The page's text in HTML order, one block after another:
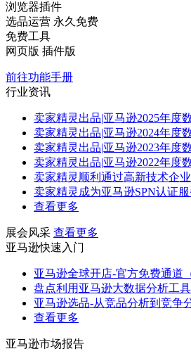
浏览器插件
选品运营 永久免费
免费工具
网页版 插件版
前往功能手册
行业资讯
卖家精灵出品|亚马逊2025年度
卖家精灵出品|亚马逊2024年度
卖家精灵出品|亚马逊2023年度
卖家精灵出品|亚马逊2022年度
卖家精灵顺利通过高新技术企
卖家精灵成为亚马逊SPN认证
查看更多
展会风采 查看更多
亚马逊快速入门
亚马逊全球开店-官方免费通道
盘点利用亚马逊大数据分析工
亚马逊选品-从竞品分析到竞争
查看更多
亚马逊市场报告